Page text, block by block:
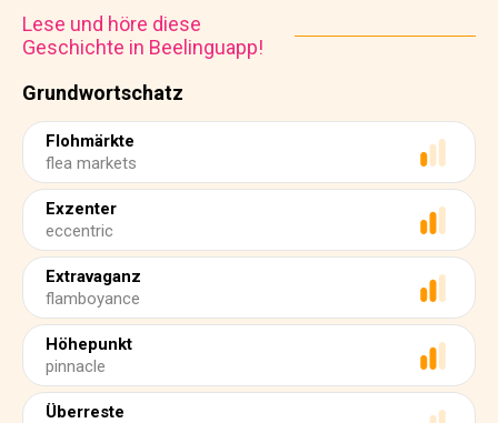
Grundwortschatz
Flohmärkte
flea markets
Exzenter
eccentric
Extravaganz
flamboyance
Höhepunkt
pinnacle
Überreste
Lese und höre diese
Geschichte in Beelinguapp!